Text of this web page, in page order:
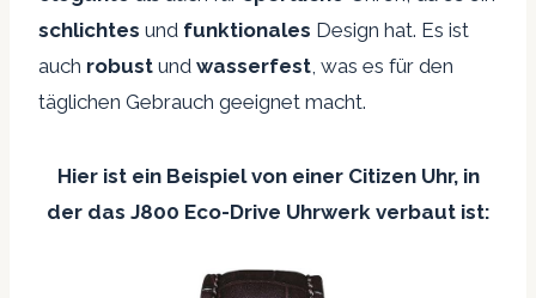
schlichtes und funktionales Design hat. Es ist
auch robust und wasserfest, was es für den
täglichen Gebrauch geeignet macht.
Hier ist ein Beispiel von einer Citizen Uhr, in
der das J800 Eco-Drive Uhrwerk verbaut ist: